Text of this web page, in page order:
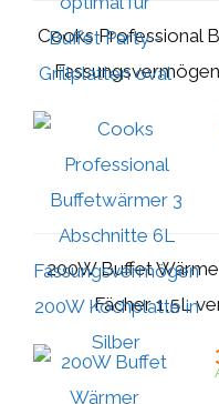
Cooks Professional
200W Buffet
Fächer 1,5L